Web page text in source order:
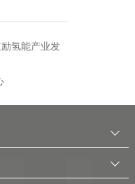
氢能产业发